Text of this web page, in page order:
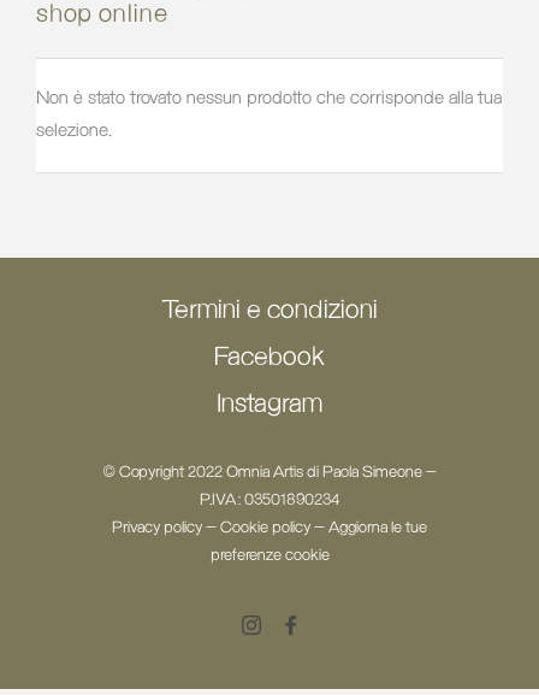
shop online
Non è stato trovato nessun prodotto che corrisponde alla tua
selezione.
© Copyright 2022 Omnia Artis di Paola Simeone -
P.IVA: 03501890234
Privacy policy - Cookie policy - Aggiorna le tue
preferenze cookie
Termini e condizioni
Facebook
Instagram
Instagram